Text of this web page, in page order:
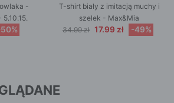
-
T-shirt biały z imitacją muchy i
szelek - Max&Mia
34.99 zł 17.99 zł -49%